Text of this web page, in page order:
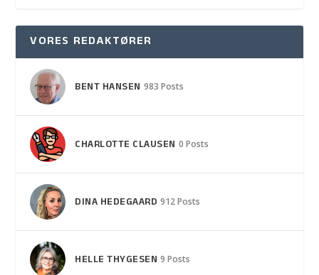
VORES REDAKTØRER
BENT HANSEN 983 Posts
CHARLOTTE CLAUSEN 0 Posts
DINA HEDEGAARD 912 Posts
HELLE THYGESEN 9 Posts